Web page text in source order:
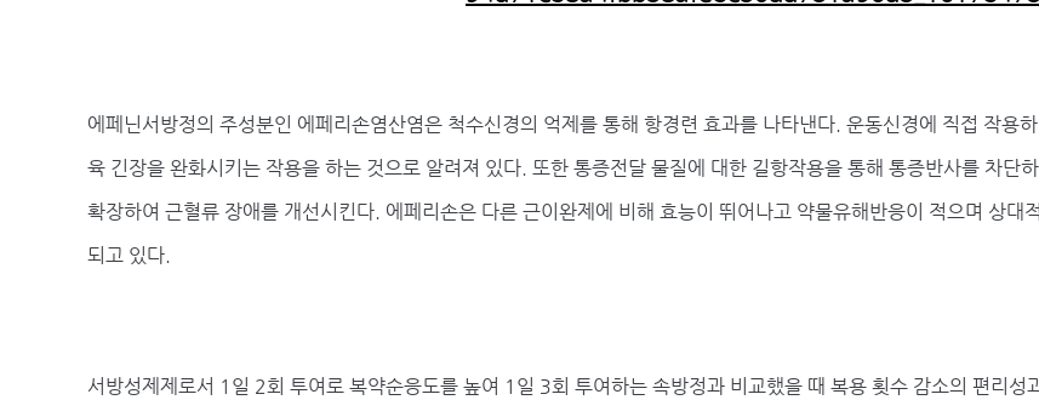
에페닌서방정의 주성분인 에페리손염산염은 척수신경의 억제를 통해 항경련 효과를 나타낸다. 운동신경에 직접 작용
육 긴장을 완화시키는 작용을 하는 것으로 알려져 있다. 또한 통증전달 물질에 대한 길항작용을 통해 통증반사를 차단
확장하여 근혈류 장애를 개선시킨다. 에페리손은 다른 근이완제에 비해 효능이 뛰어나고 약물유해반응이 적으며 상
되고 있다.
서방성제제로서 1일 2회 투여로 복약순응도를 높여 1일 3회 투여하는 속방정과 비교했을 때 복용 횟수 감소의 편리